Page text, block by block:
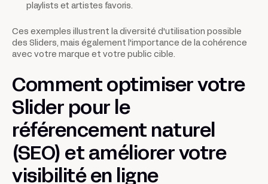
playlists et artistes favoris.
Ces exemples illustrent la diversité d'utilisation possible
des Sliders, mais également l'importance de la cohérence
avec votre marque et votre public cible.
Comment optimiser votre
Slider pour le
référencement naturel
(SEO) et améliorer votre
visibilité en ligne